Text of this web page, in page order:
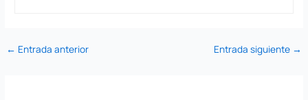
← Entrada anterior Entrada siguiente →